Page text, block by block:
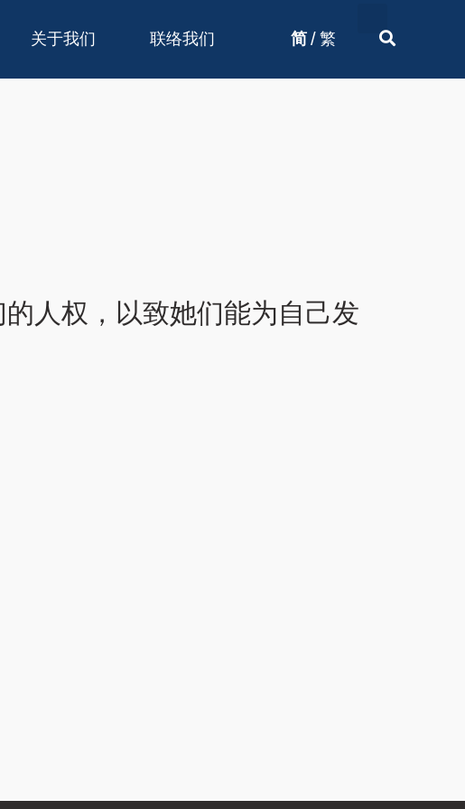
关于我们 联络我们 简 / 繁
人权，以致她们能为自己发